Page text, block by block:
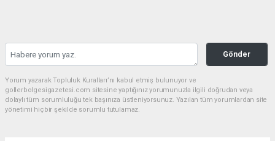
Gönder
Yorum yazarak Topluluk Kuralları’nı kabul etmiş bulunuyor ve
gollerbolgesigazetesi.com sitesine yaptığınız yorumunuzla ilgili doğrudan veya
dolaylı tüm sorumluluğu tek başınıza üstleniyorsunuz. Yazılan tüm yorumlardan site
yönetimi hiçbir şekilde sorumlu tutulamaz.